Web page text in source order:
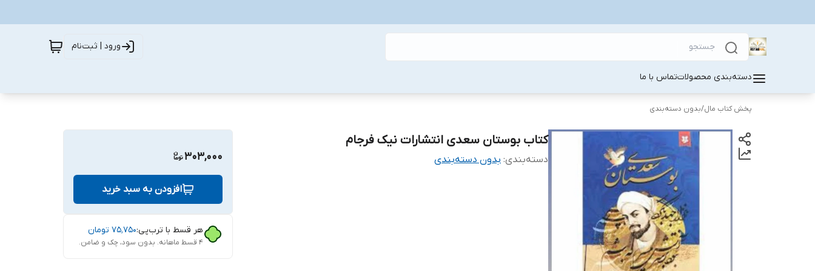
ورود | ثبت‌نام
دسته‌بندی محصولاتتماس با ما
پخش کتاب مال/بدون دسته‌بندی
کتاب بوستان سعدی انتشارات نیک فرجام
دسته‌بندی: بدون دسته‌بندی 303,000
افزودن به سبد خرید
هر قسط با ترب‌پی:۷۵٬۷۵۰ تومان
۴ قسط ماهانه. بدون سود، چک و ضامن.